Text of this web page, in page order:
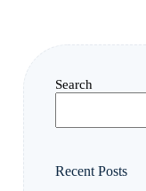
Search
Recent Posts